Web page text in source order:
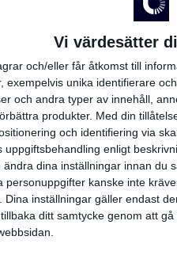
Vi värdesätter
och/eller får åtkomst till
exempelvis unika identifierare
och andra typer av innehåll,
produkter. Med din
och identifiering via
enligt
dina inställningar innan du
personuppgifter kanske inte
Dina inställningar gäller endast
ditt samtycke genom att
HÄNDELSER
Period 1
,J. Chromiak)
Period 2